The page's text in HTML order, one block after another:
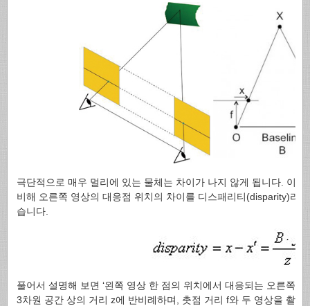
극단적으로 매우 멀리에 있는 물체는 차이가 나지 않게 됩니다. 이
비해 오른쪽 영상의 대응점 위치의 차이를 디스패리티(disparity)라
습니다.
풀어서 설명해 보면 ‘왼쪽 영상 한 점의 위치에서 대응되는 오른쪽
3차원 공간 상의 거리 z에 반비례하며, 촛점 거리 f와 두 영상을 촬영